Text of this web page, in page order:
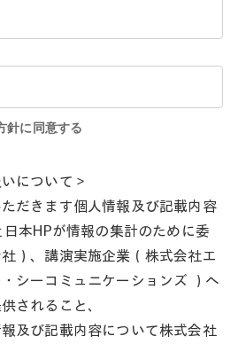
針に同意する
について＞
だきます個人情報及び記載内容
本HPが情報の集計のために委
）、講演実施企業（株式会社エ
シーコミュニケーションズ ）へ
されること、
及び記載内容について株式会社